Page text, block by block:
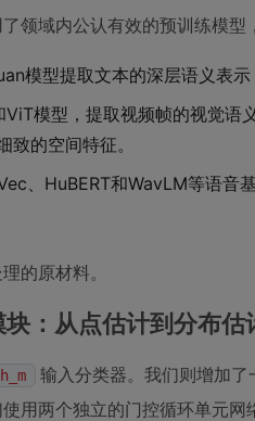
领域内公认有效的预训练模
模型提取文本的深层语义表示
ViT模型，提取视频帧的视觉语
致的空间特征。
、HuBERT和WavLM等语音
的原材料。
：从点估计到分布估
h_m
输入分类器。我们则增加了
用两个独立的门控循环单元